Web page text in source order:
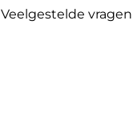
Veelgestelde vragen